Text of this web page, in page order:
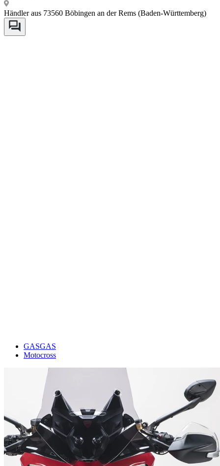
Händler aus 73560 Böbingen an der Rems (Baden-Württemberg)
GASGAS
Motocross